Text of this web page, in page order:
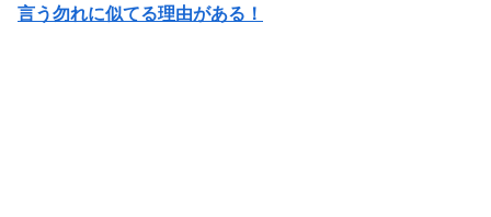
言う勿れに似てる理由がある！